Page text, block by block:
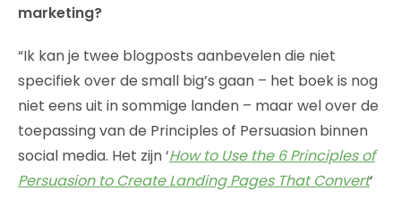
marketing?
“Ik kan je twee blogposts aanbevelen die niet
specifiek over de small big’s gaan – het boek is nog
niet eens uit in sommige landen – maar wel over de
toepassing van de Principles of Persuasion binnen
social media. Het zijn ‘How to Use the 6 Principles of
Persuasion to Create Landing Pages That Convert‘